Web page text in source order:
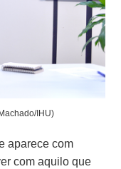
IHU)
aparece com
com aquilo que